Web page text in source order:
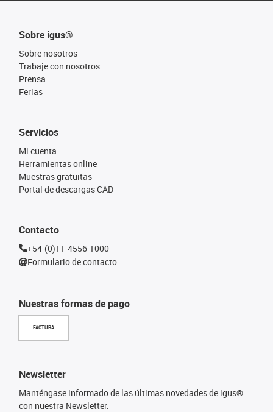
Sobre igus®
Sobre nosotros
Trabaje con nosotros
Prensa
Ferias
Nuestras formas de pago
FACTURA
Servicios
Mi cuenta
Herramientas online
Muestras gratuitas
Portal de descargas CAD
Contacto
+54-(0)11-4556-1000
Formulario de contacto
Newsletter
Manténgase informado de las últimas novedades de igus®
con nuestra Newsletter.